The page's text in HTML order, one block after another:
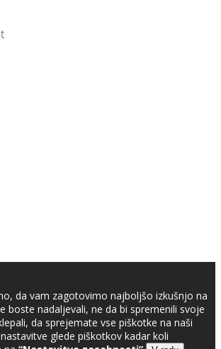
da vam zagotovimo najboljšo izkušnjo na
boste nadaljevali, ne da bi spremenili svoje
da sprejemate vse piškotke na naši
glede piškotkov kadar koli